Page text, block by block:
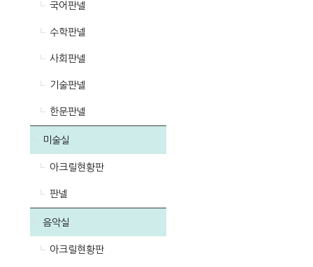
국어판넬
수학판넬
사회판넬
기술판넬
한문판넬
미술실
아크릴현황판
판넬
음악실
아크릴현황판